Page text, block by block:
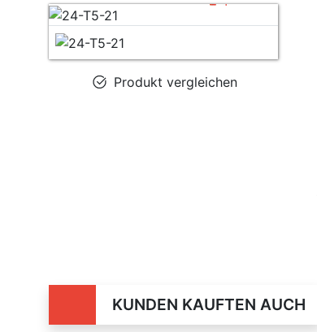
Produkt vergleichen
KUNDEN KAUFTEN AUCH